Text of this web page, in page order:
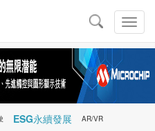
切
換
導
航
ESG永續發展 AR/VR